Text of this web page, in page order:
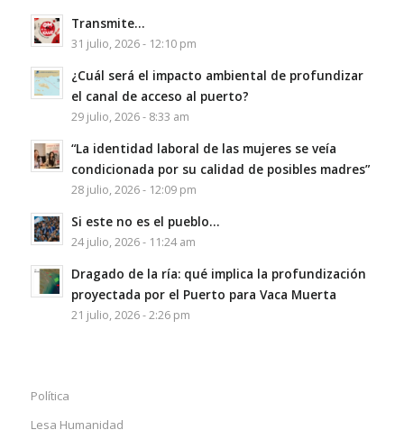
Transmite…
31 julio, 2026 - 12:10 pm
¿Cuál será el impacto ambiental de profundizar
el canal de acceso al puerto?
29 julio, 2026 - 8:33 am
“La identidad laboral de las mujeres se veía
condicionada por su calidad de posibles madres”
28 julio, 2026 - 12:09 pm
Si este no es el pueblo…
24 julio, 2026 - 11:24 am
Dragado de la ría: qué implica la profundización
proyectada por el Puerto para Vaca Muerta
21 julio, 2026 - 2:26 pm
Política
Lesa Humanidad